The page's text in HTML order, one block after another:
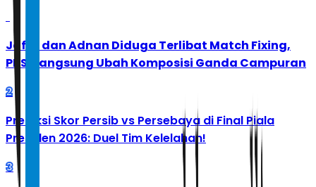
Jafar dan Adnan Diduga Terlibat Match Fixing,
PBSI Langsung Ubah Komposisi Ganda Campuran
2
Prediksi Skor Persib vs Persebaya di Final Piala
Presiden 2026: Duel Tim Kelelahan!
3